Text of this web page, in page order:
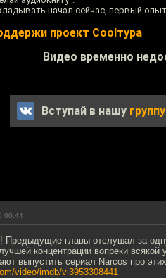
начал сейчас, первый
проект Coolтура
Видео временно
Вступай в нашу
00:44
Предыдущие главы отслушал за
концентрации вопреки всякой
выпустить сериал Narcos про
video/imdb/vi3953308441